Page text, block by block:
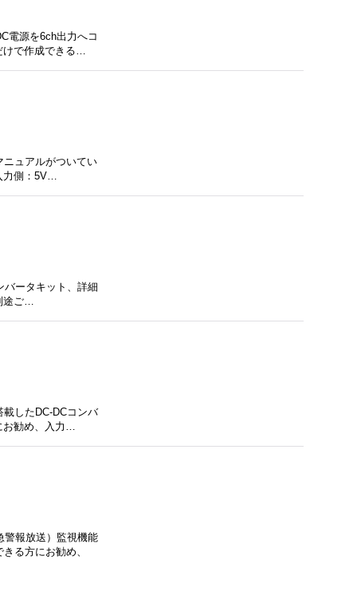
電源を6ch出力へコ
けで作成できる…
ニュアルがついてい
力側：5V…
バータキット、詳細
途ご…
したDC-DCコンバ
お勧め、入力…
報放送）監視機能
る方にお勧め、